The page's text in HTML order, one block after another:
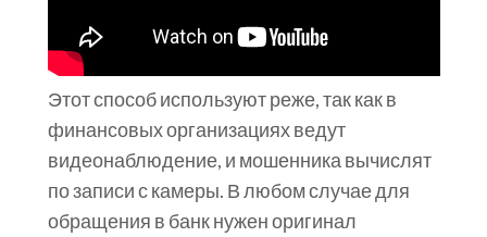
Этот способ используют реже, так как в
финансовых организациях ведут
видеонаблюдение, и мошенника вычислят
по записи с камеры. В любом случае для
обращения в банк нужен оригинал